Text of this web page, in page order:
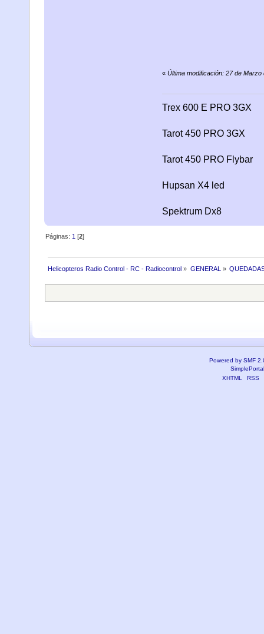
« Última modificación: 27 de
Trex 600 E PRO 3GX
Tarot 450 PRO 3GX
Tarot 450 PRO Flybar
Hupsan X4 led
Spektrum Dx8
Páginas: 1 [2]
Helicopteros Radio Control - RC - Radiocontrol » GENERAL »
Powered by SMF
XHTML
RSS